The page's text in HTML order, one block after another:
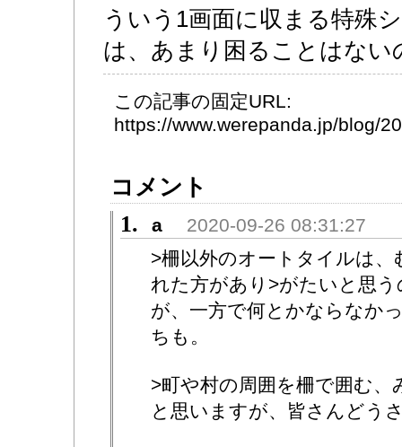
ういう1画面に収まる特殊
は、あまり困ることはない
この記事の固定URL:
https://www.werepanda.jp/blog/
コメント
1. a
2020-09-26 08:31:27
>柵以外のオートタイルは
れた方があり>がたいと思
が、一方で何とかならなか
ちも。
>町や村の周囲を柵で囲む
と思いますが、皆さんどう